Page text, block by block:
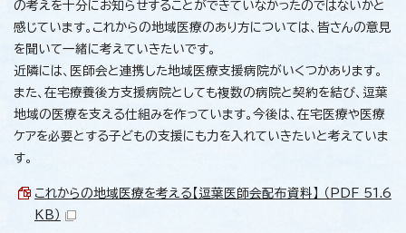
の考えを十分にお知らせすることができていなかったのではないかと
感じています。これからの地域医療のあり方については、皆さんの意見
を聞いて一緒に考えていきたいです。
近隣には、医師会と連携した地域医療支援病院がいくつかあります。
また、在宅療養後方支援病院としても複数の病院と契約を結び、逗葉
地域の医療を支える仕組みを作っています。今後は、在宅医療や医療
ケアを必要とする子どもの支援にも力を入れていきたいと考えていま
す。
これからの地域医療を考える【逗葉医師会配布資料】 （PDF 51.6
KB）